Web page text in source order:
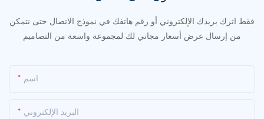
فقط اترك بريدك الإلكتروني أو رقم هاتفك في نموذج الاتصال حتى نتمكن
من إرسال عرض أسعار مجاني لك لمجموعة واسعة من التصاميم
اسم
البريد الإلكتروني